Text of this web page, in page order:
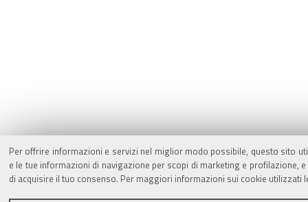
Per offrire informazioni e servizi nel miglior modo possibile, questo sito
e le tue informazioni di navigazione per scopi di marketing e
di acquisire il tuo consenso. Per maggiori informazioni sui cookie utilizzati